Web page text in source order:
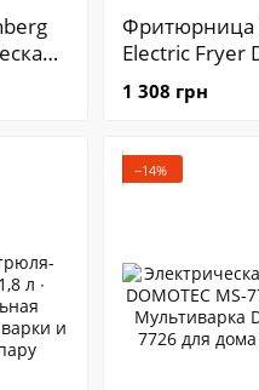
Фритюрница
Electric Fryer
Электрическая
фритюрница
температуры
корзиной
1 308 грн
−14%